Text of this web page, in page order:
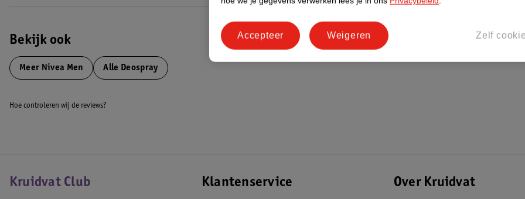
Bekijk ook
Meer Nivea Men Alle Deospray
Hoe controleren wij de reviews?
Kruidvat Club Klantenservice Over Kruidvat
Zelf
Weigeren
Accepteer